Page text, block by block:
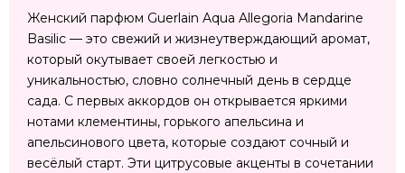
Женский парфюм Guerlain Aqua Allegoria Mandarine
Basilic — это свежий и жизнеутверждающий аромат,
который окутывает своей легкостью и
уникальностью, словно солнечный день в сердце
сада. С первых аккордов он открывается яркими
нотами клементины, горького апельсина и
апельсинового цвета, которые создают сочный и
весёлый старт. Эти цитрусовые акценты в сочетании